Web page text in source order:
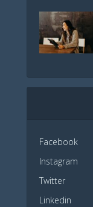
Facebook
Instagram
Twitter
Linkedin